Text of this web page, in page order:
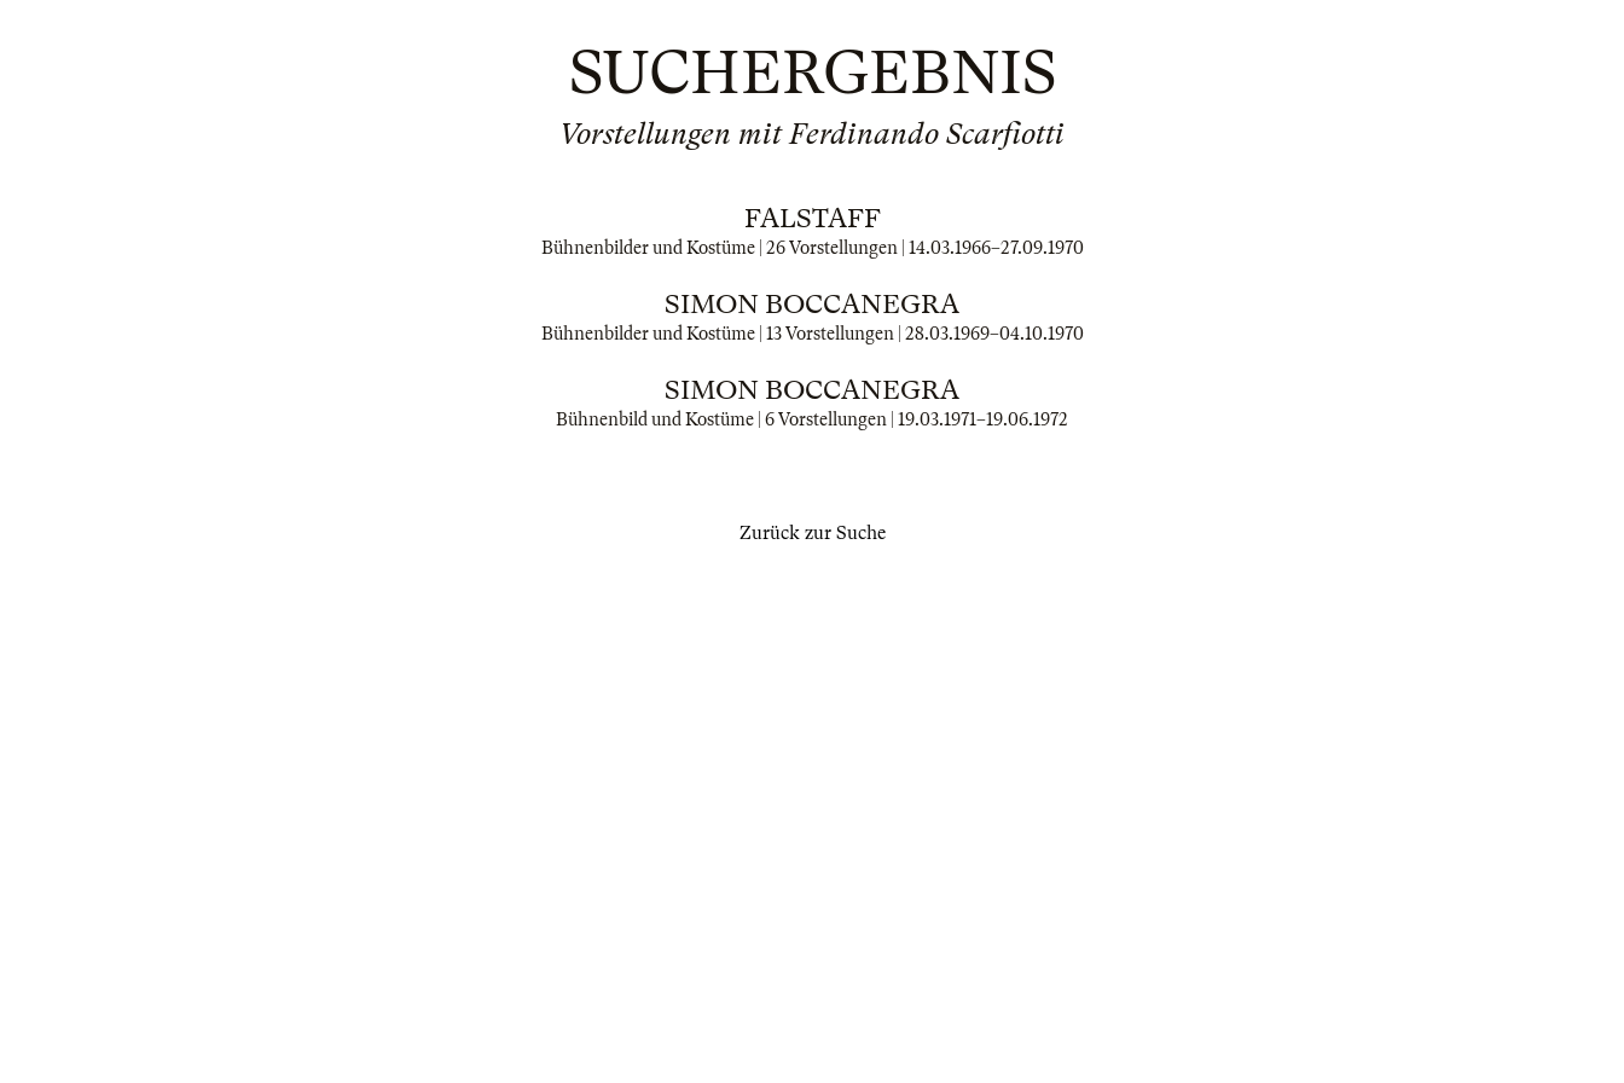
SUCHERGEBNIS
Vorstellungen mit Ferdinando Scarfiotti
FALSTAFF
Bühnenbilder und Kostüme | 26 Vorstellungen | 14.03.1966–27.09.1970
SIMON BOCCANEGRA
Bühnenbilder und Kostüme | 13 Vorstellungen | 28.03.1969–04.10.1970
SIMON BOCCANEGRA
Bühnenbild und Kostüme | 6 Vorstellungen | 19.03.1971–19.06.1972
Zurück zur Suche